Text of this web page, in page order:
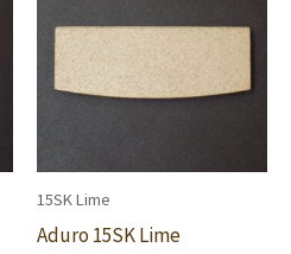
15SK Lime
Aduro 15SK Lime